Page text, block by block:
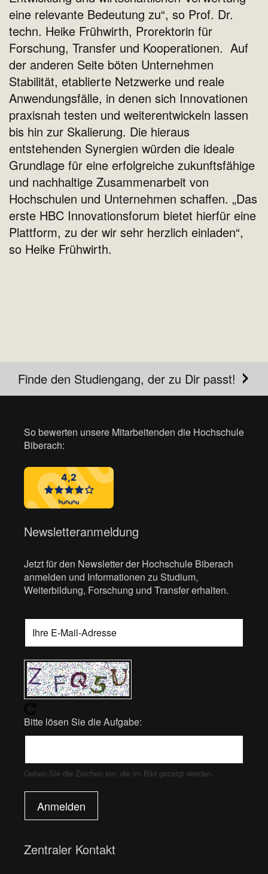
eine relevante Bedeutung zu“, so Prof. Dr.
techn. Heike Frühwirth, Prorektorin für
Forschung, Transfer und Kooperationen. Auf
der anderen Seite böten Unternehmen
Stabilität, etablierte Netzwerke und reale
Anwendungsfälle, in denen sich Innovationen
praxisnah testen und weiterentwickeln lassen
bis hin zur Skalierung. Die hieraus
entstehenden Synergien würden die ideale
Grundlage für eine erfolgreiche zukunftsfähige
und nachhaltige Zusammenarbeit von
Hochschulen und Unternehmen schaffen. „Das
erste HBC Innovationsforum bietet hierfür eine
Plattform, zu der wir sehr herzlich einladen“,
so Heike Frühwirth.
Finde den Studiengang, der zu Dir passt!
So bewerten unsere Mitarbeitenden die Hochschule
Biberach:
Newsletteranmeldung
Jetzt für den Newsletter der Hochschule Biberach
anmelden und Informationen zu Studium,
Weiterbildung, Forschung und Transfer erhalten.
Bitte lösen Sie die Aufgabe:
Geben Sie die Zeichen ein, die im Bild gezeigt werden.
Anmelden
Zentraler Kontakt